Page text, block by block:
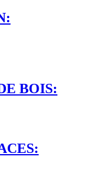
BOIS: